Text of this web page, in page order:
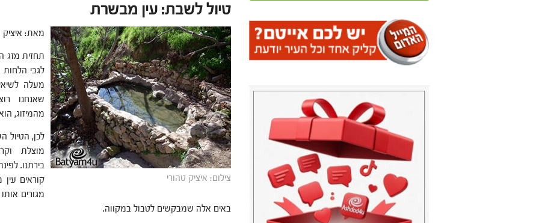
טיול לשבת: עין מבשרת
צילום: איציק טהורי
מאת: איציק
תחזית מזג
לגבי
מעלה
שאנחנו
מהמיזוג,
לכן, הטיול
מוצלת
בירתנו.
קוראים
מגורים
באים אלה שמבקשים לטבול במקווה.